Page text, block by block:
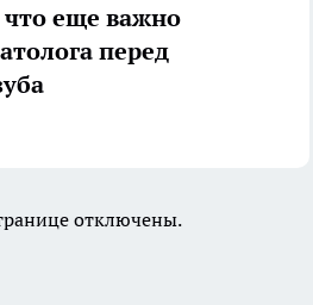
еще важно
перед
отключены.